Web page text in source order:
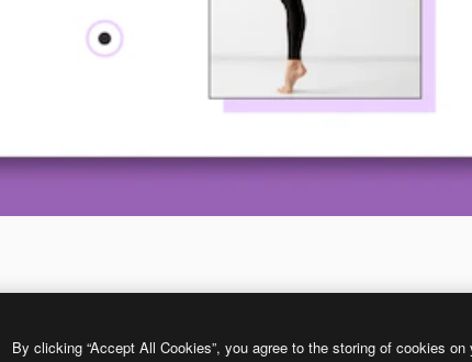
By clicking “Accept All Cookies”, you agree to the storing of cookies